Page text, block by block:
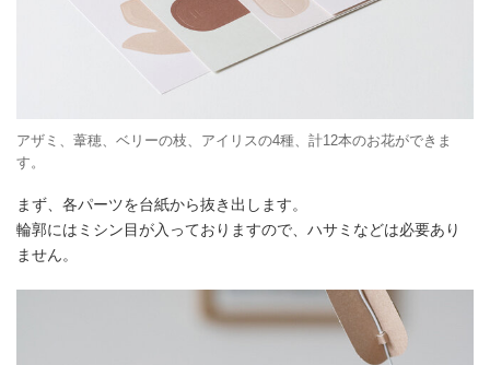
アザミ、葦穂、ベリーの枝、アイリスの4種、計12本のお花ができま
す。
まず、各パーツを台紙から抜き出します。
輪郭にはミシン目が入っておりますので、ハサミなどは必要あり
ません。